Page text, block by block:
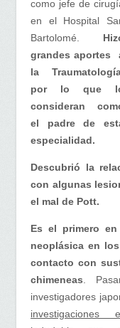
como jefe de
en el Hospital
Bartolomé.
grandes aportes
la
por lo que
consideran
el padre de
especialidad.
Descubrió la
con algunas
el mal de Pott.
Es el primero
neoplásica en
contacto con
chimeneas .
investigadores
investigaciones